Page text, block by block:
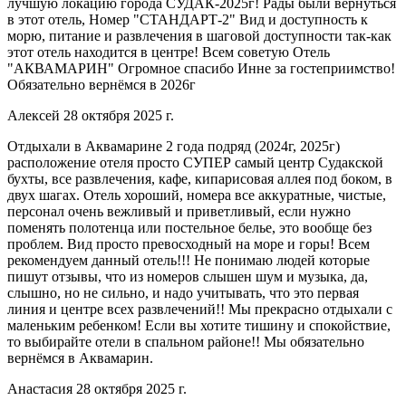
в этот отель, Номер "СТАНДАРТ-2" Вид и доступность к
морю, питание и развлечения в шаговой доступности так-как
этот отель находится в центре! Всем советую Отель
"АКВАМАРИН" Огромное спасибо Инне за гостеприимство!
Обязательно вернëмся в 2026г
Алексей 28 октября 2025 г.
Отдыхали в Аквамарине 2 года подряд (2024г, 2025г)
расположение отеля просто СУПЕР самый центр Судакской
бухты, все развлечения, кафе, кипарисовая аллея под боком, в
двух шагах. Отель хороший, номера все аккуратные, чистые,
персонал очень вежливый и приветливый, если нужно
поменять полотенца или постельное белье, это вообще без
проблем. Вид просто превосходный на море и горы! Всем
рекомендуем данный отель!!! Не понимаю людей которые
пишут отзывы, что из номеров слышен шум и музыка, да,
слышно, но не сильно, и надо учитывать, что это первая
линия и центре всех развлечений!! Мы прекрасно отдыхали с
маленьким ребенком! Если вы хотите тишину и спокойствие,
то выбирайте отели в спальном районе!! Мы обязательно
вернёмся в Аквамарин.
Анастасия 28 октября 2025 г.